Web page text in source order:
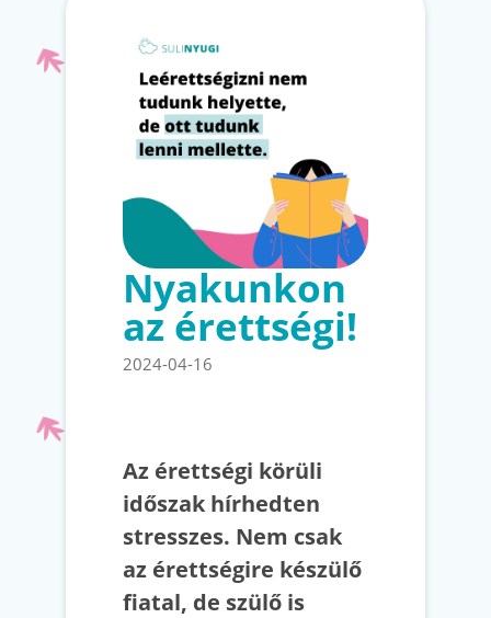
Nyakunkon
az érettségi!
2024-04-16
Az érettségi körüli
időszak hírhedten
stresszes. Nem csak
az érettségire készülő
fiatal, de szülő is